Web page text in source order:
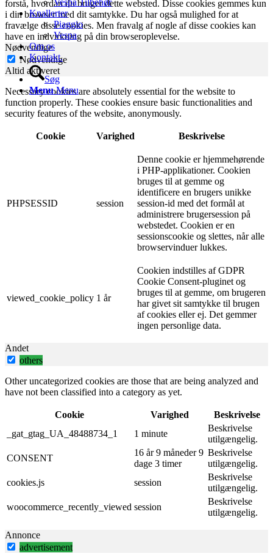
Vespa Tilbehør
Knallerter
Piaggio
Vespa
Om os
Kontakt.
Søg
Menu Menu
forstå, hvordan du bruger dette websted. Disse cookies gemmes kun
i din browser med dit samtykke. Du har også mulighed for at
fravælge disse cookies. Men fravalg af nogle af disse cookies kan
have en indvirkning på din browseroplevelse.
Nødvendige
Nødvendige
Altid aktiveret
Necessary cookies are absolutely essential for the website to
function properly. These cookies ensure basic functionalities and
security features of the website, anonymously.
Cookie Varighed Beskrivelse
PHPSESSID session
Denne cookie er hjemmehørende
i PHP-applikationer. Cookien
bruges til at gemme og
identificere en brugers unikke
session-id med det formål at
administrere brugersession på
webstedet. Cookien er en
sessionscookie og slettes, når alle
browservinduer lukkes.
viewed_cookie_policy 1 år
Cookien indstilles af GDPR
Cookie Consent-pluginet og
bruges til at gemme, om brugeren
har givet sit samtykke til brugen
af ​​cookies eller ej. Det gemmer
ingen personlige data.
Andet
others
Other uncategorized cookies are those that are being analyzed and
have not been classified into a category as yet.
Cookie Varighed
Beskrivelse
_gat_gtag_UA_48488734_1
1 minute
Beskrivelse
utilgængelig.
CONSENT
16 år 9 måneder 9
dage 3 timer
Beskrivelse
utilgængelig.
cookies.js
session
Beskrivelse
utilgængelig.
woocommerce_recently_viewed session
Beskrivelse
utilgængelig.
Annonce
advertisement